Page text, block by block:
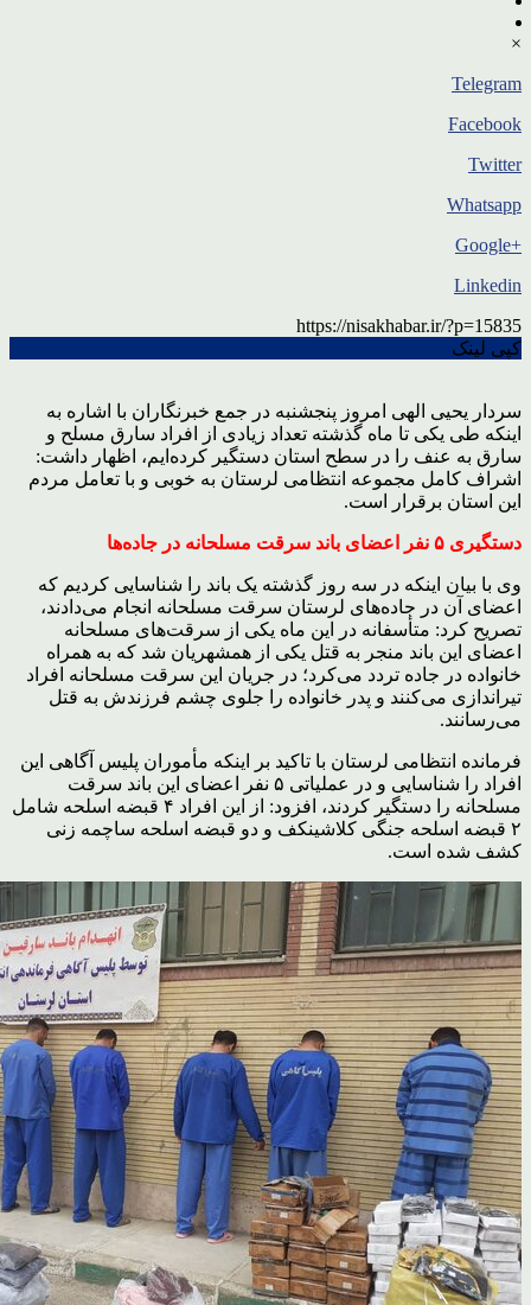
×
Telegram
Facebook
Twitter
Whatsapp
+Google
Linkedin
https://nisakhabar.ir/?p=15835
کپی لینک
سردار یحیی الهی امروز پنجشنبه در جمع خبرنگاران با اشاره به
اینکه طی یکی تا ماه گذشته تعداد زیادی از افراد سارق مسلح و
سارق به عنف را در سطح استان دستگیر کرده‌ایم، اظهار داشت:
اشراف کامل مجموعه انتظامی لرستان به خوبی و با تعامل مردم
این استان برقرار است.
دستگیری ۵ نفر اعضای باند سرقت مسلحانه در جاده‌ها
وی با بیان اینکه در سه روز گذشته یک باند را شناسایی کردیم که
اعضای آن در جاده‌های لرستان سرقت مسلحانه انجام می‌دادند،
تصریح کرد: متأسفانه در این ماه یکی از سرقت‌های مسلحانه
اعضای این باند منجر به قتل یکی از همشهریان شد که به همراه
خانواده در جاده تردد می‌کرد؛ در جریان این سرقت مسلحانه افراد
تیراندازی می‌کنند و پدر خانواده را جلوی چشم فرزندش به قتل
می‌رسانند.
فرمانده انتظامی لرستان با تاکید بر اینکه مأموران پلیس آگاهی این
افراد را شناسایی و در عملیاتی ۵ نفر اعضای این باند سرقت
مسلحانه را دستگیر کردند، افزود: از این افراد ۴ قبضه اسلحه شامل‌‬
۲ قبضه اسلحه جنگی کلاشینکف و دو قبضه اسلحه ساچمه زنی
کشف شده است.